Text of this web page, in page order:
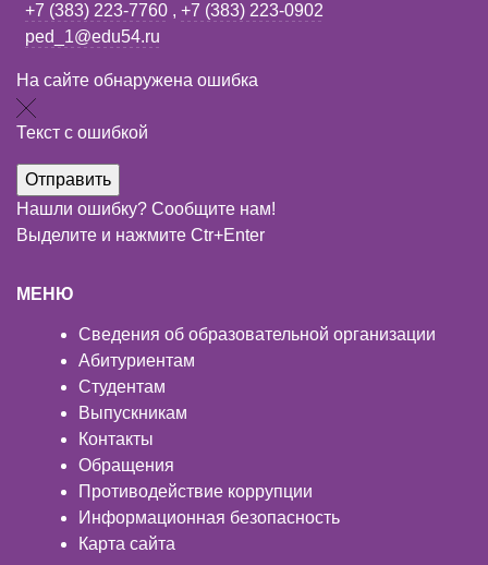
+7 (383) 223-7760 , +7 (383) 223-0902
ped_1@edu54.ru
На сайте обнаружена ошибка
Текст с ошибкой
Нашли ошибку? Сообщите нам!
Выделите и нажмите Ctr+Enter
МЕНЮ
Сведения об образовательной организации
Абитуриентам
Студентам
Выпускникам
Контакты
Обращения
Противодействие коррупции
Информационная безопасность
Карта сайта